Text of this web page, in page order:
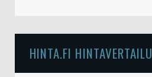
HINTA.FI HINTAVERTAILU